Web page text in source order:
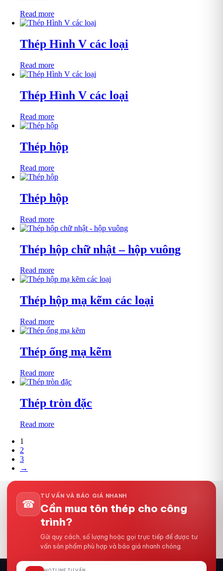
Read more
Thép Hình V các loại
Read more
Thép Hình V các loại
Read more
Thép hộp
Read more
Thép hộp
Read more
Thép hộp chữ nhật – hộp vuông
Read more
Thép hộp mạ kẽm các loại
Read more
Thép ống mạ kẽm
Read more
Thép tròn đặc
Read more
1
2
3
→
☎
TƯ VẤN VÀ BÁO GIÁ NHANH
Cần mua tôn thép cho công
trình?
Gửi quy cách, số lượng hoặc gọi trực tiếp để được tư
vấn sản phẩm phù hợp và báo giá nhanh chóng.